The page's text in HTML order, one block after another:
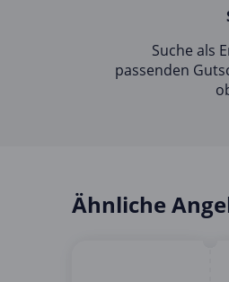
Suche als
passenden
Ähnliche